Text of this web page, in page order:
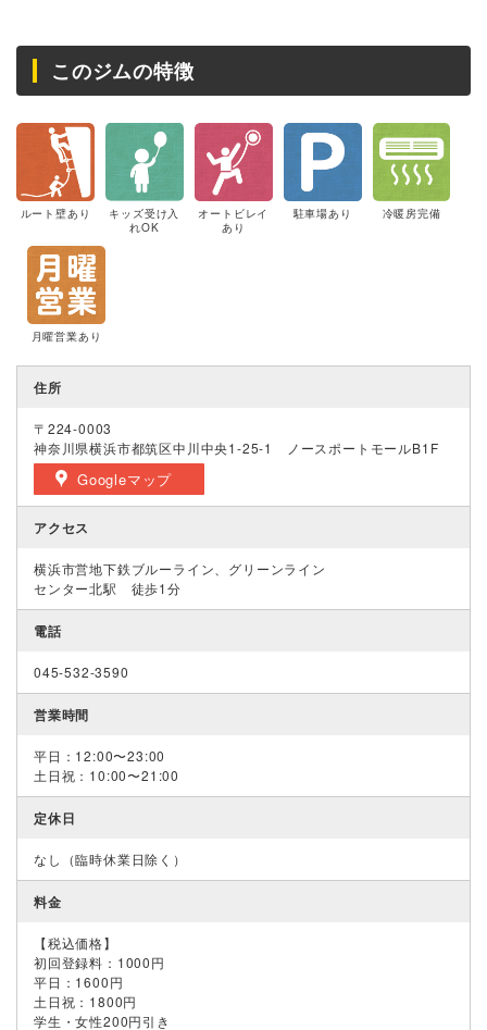
このジムの特徴
ルート壁あり
キッズ受け入
れOK
オートビレイ
あり
駐車場あり 冷暖房完備
月曜営業あり
住所
〒224-0003
神奈川県横浜市都筑区中川中央1-25-1 ノースポートモールB1F
Googleマップ
アクセス
横浜市営地下鉄ブルーライン、グリーンライン
センター北駅 徒歩1分
電話
045-532-3590
営業時間
平日：12:00〜23:00
土日祝：10:00〜21:00
定休日
なし（臨時休業日除く）
料金
【税込価格】
初回登録料：1000円
平日：1600円
土日祝：1800円
学生・女性200円引き